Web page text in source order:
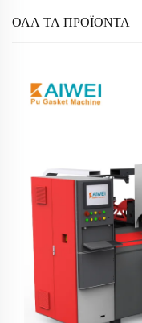
ΟΛΑ ΤΑ ΠΡΟΪΟΝΤΑ